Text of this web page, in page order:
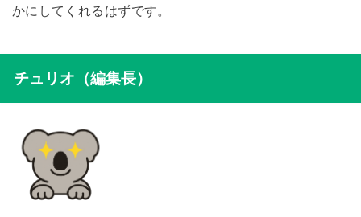
かにしてくれるはずです。
チュリオ（編集長）